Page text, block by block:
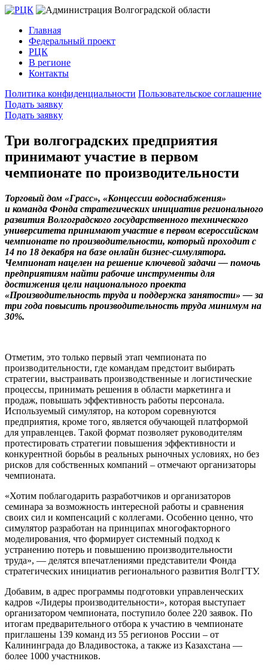
Главная
Федеральный проект
РЦК
В регионе
Контакты
Политика конфиденциальности Пользовательское соглашение
Подать заявку
Подать заявку
Три волгоградских предприятия
принимают участие в первом
чемпионате по производительности
Торговый дом «Грасс», «Концессии водоснабжения»
и команда Фонда стратегических инициатив регионального
развития Волгоградского государственного технического
университета принимают участие в первом всероссийском
чемпионате по производительности, который проходит с
14 по 18 декабря на базе онлайн бизнес-симулятора.
Чемпионат нацелен на решение ключевой задачи — помочь
предприятиям найти рабочие инструменты для
достижения цели национального проекта
«Производительность труда и поддержка занятости» — за
три года повысить производительность труда минимум на
30%.
Отметим, это только первый этап чемпионата по
производительности, где командам предстоит выбирать
стратегии, выстраивать производственные и логистические
процессы, принимать решения в области маркетинга и
продаж, повышать эффективность работы персонала.
Используемый симулятор, на котором соревнуются
предприятия, кроме того, является обучающей платформой
для управленцев. Такой формат позволяет руководителям
протестировать стратегии повышения эффективности и
конкурентной борьбы в реальных рыночных условиях, но без
рисков для собственных компаний – отмечают организаторы
чемпионата.
«Хотим поблагодарить разработчиков и организаторов
семинара за возможность интересной работы и сравнения
своих сил и компенсаций с коллегами. Особенно ценно, что
симулятор разработан на принципах многофакторного
моделирования, что формирует системный подход к
устранению потерь и повышению производительности
труда», — делятся впечатлениями представители Фонда
стратегических инициатив регионального развития ВолгГТУ.
Добавим, в адрес программы подготовки управленческих
кадров «Лидеры производительности», которая выступает
организатором чемпионата, поступило более 220 заявок. По
итогам предварительного отбора к участию в чемпионате
приглашены 139 команд из 55 регионов России – от
Калининграда до Владивостока, а также из Казахстана —
более 1000 участников.